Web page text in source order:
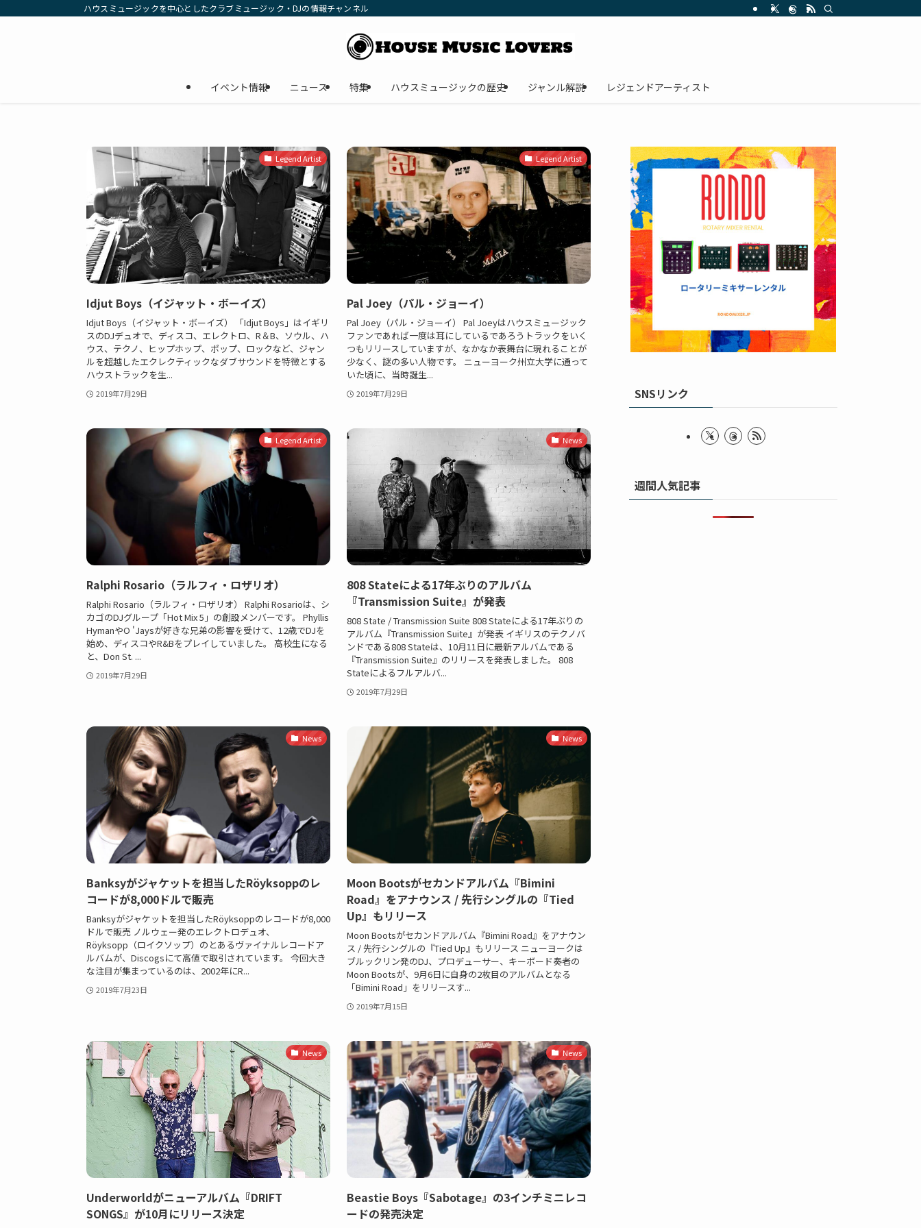
ハウスミュージックを中心としたクラブミュージック・DJの情報チャンネル
イベント情報 ニュース 特集 ハウスミュージックの歴史 ジャンル解説 レジェンドアーティスト
Legend Artist
Idjut Boys（イジャット・ボーイズ）
Idjut Boys（イジャット・ボーイズ） 「Idjut Boys」はイギリ
スのDJデュオで、ディスコ、エレクトロ、R＆B、ソウル、ハ
ウス、テクノ、ヒップホップ、ポップ、ロックなど、ジャン
ルを超越したエクレクティックなダブサウンドを特徴とする
ハウストラックを生...
2019年7月29日
Legend Artist
Pal Joey（パル・ジョーイ）
Pal Joey（パル・ジョーイ） Pal Joeyはハウスミュージック
ファンであれば一度は耳にしているであろうトラックをいく
つもリリースしていますが、なかなか表舞台に現れることが
少なく、謎の多い人物です。 ニューヨーク州立大学に通って
いた頃に、当時誕生...
2019年7月29日
Legend Artist
Ralphi Rosario（ラルフィ・ロザリオ）
Ralphi Rosario（ラルフィ・ロザリオ） Ralphi Rosarioは、シ
カゴのDJグループ「Hot Mix 5」の創設メンバーです。 Phyllis
HymanやO 'Jaysが好きな兄弟の影響を受けて、12歳でDJを
始め、ディスコやR&Bをプレイしていました。 高校生になる
と、Don St. ...
2019年7月29日
News
808 Stateによる17年ぶりのアルバム
『Transmission Suite』が発表
808 State / Transmission Suite 808 Stateによる17年ぶりの
アルバム『Transmission Suite』が発表 イギリスのテクノバ
ンドである808 Stateは、10月11日に最新アルバムである
『Transmission Suite』のリリースを発表しました。 808
Stateによるフルアルバ...
2019年7月29日
News
Banksyがジャケットを担当したRöyksoppのレ
コードが8,000ドルで販売
Banksyがジャケットを担当したRöyksoppのレコードが8,000
ドルで販売 ノルウェー発のエレクトロデュオ、
Röyksopp（ロイクソップ）のとあるヴァイナルレコードア
ルバムが、Discogsにて高値で取引されています。 今回大き
な注目が集まっているのは、2002年にR...
2019年7月23日
News
Moon Bootsがセカンドアルバム『Bimini
Road』をアナウンス / 先行シングルの『Tied
Up』もリリース
Moon Bootsがセカンドアルバム『Bimini Road』をアナウン
ス / 先行シングルの『Tied Up』もリリース ニューヨークは
ブルックリン発のDJ、プロデューサー、キーボード奏者の
Moon Bootsが、9月6日に自身の2枚目のアルバムとなる
「Bimini Road」をリリースす...
2019年7月15日
News
Underworldがニューアルバム『DRIFT
SONGS』が10月にリリース決定
News
Beastie Boys『Sabotage』の3インチミニレコ
ードの発売決定
SNSリンク
週間人気記事